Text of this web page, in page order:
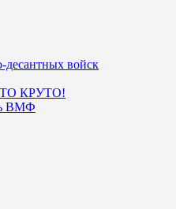
десантных войск
КРУТО!
ВМФ